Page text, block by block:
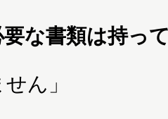
な書類は持っ
ん」